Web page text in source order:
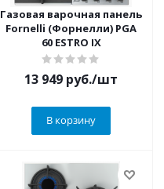
Газовая варочная панель
Fornelli (Форнелли) PGA
60 ESTRO IX
13 949 руб./шт
В корзину